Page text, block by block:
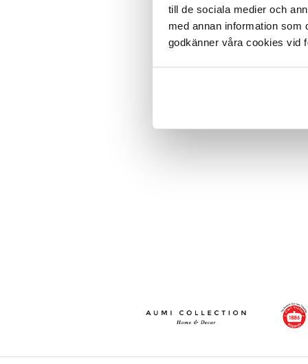
till de sociala medier och
med annan information som
godkänner våra cookies vid